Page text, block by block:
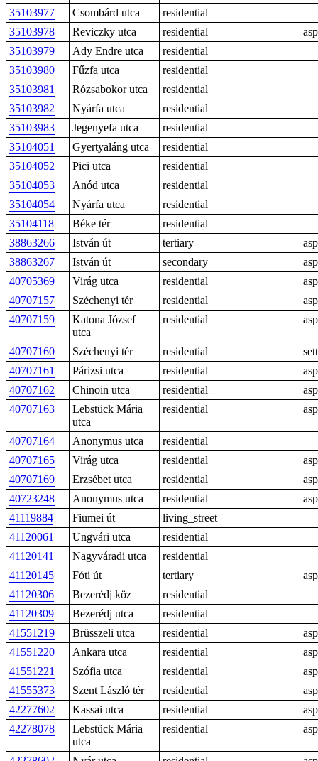
35103977 Csombárd utca
residential
35103978
Reviczky utca residential
35103979
Ady Endre utca
residential
35103980
Fűzfa utca
residential
35103981
Rózsabokor utca
residential
35103982
Nyárfa utca
residential
35103983
Jegenyefa utca
residential
35104051
Gyertyaláng utca
residential
35104052
Pici utca
residential
35104053
Anód utca
residential
35104054
Nyárfa utca
residential
35104118
Béke tér
residential
38863266
István út tertiary
38863267
István út secondary
40705369
Virág utca residential
40707157
Széchenyi tér residential
40707159
Katona József
utca
residential
40707160 Széchenyi tér residential
sett
40707161
Párizsi utca residential
40707162
Chinoin utca residential
40707163
Lebstück Mária
utca
residential
40707164 Anonymus utca
residential
40707165
Virág utca residential
40707169
Erzsébet utca residential
40723248
Anonymus utca residential
41119884
Fiumei út
living_street
41120061
Ungvári utca
residential
41120141
Nagyváradi utca
residential
41120145
Fóti út tertiary
41120306
Bezerédj köz
residential
41120309
Bezerédj utca
residential
41551219
Brüsszeli utca residential
41551220
Ankara utca residential
41551221
Szófia utca residential
41555373
Szent László tér residential
42277602
Kassai utca residential
42278078
Lebstück Mária
utca
residential